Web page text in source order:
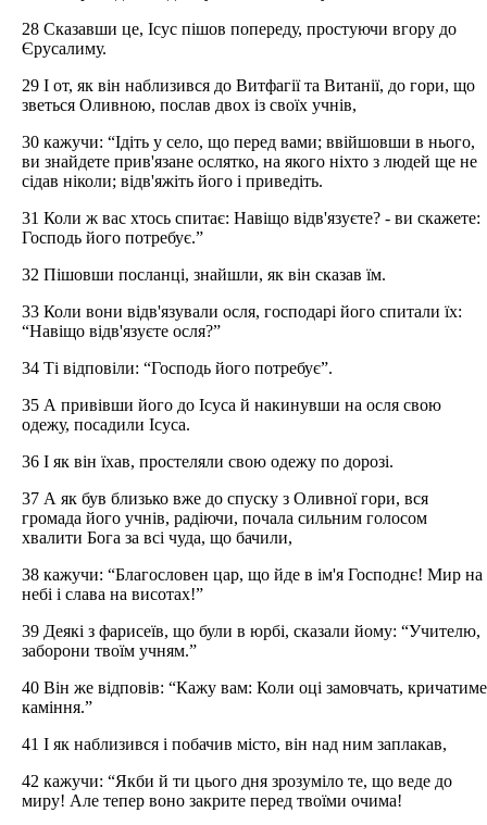
28 Сказавши це, Ісус пішов попереду, простуючи вгору до
Єрусалиму.
29 І от, як він наблизився до Витфагії та Витанії, до гори, що
зветься Оливною, послав двох із своїх учнів,
30 кажучи: “Ідіть у село, що перед вами; ввійшовши в нього,
ви знайдете прив'язане ослятко, на якого ніхто з людей ще не
сідав ніколи; відв'яжіть його і приведіть.
31 Коли ж вас хтось спитає: Навіщо відв'язуєте? - ви скажете:
Господь його потребує.”
32 Пішовши посланці, знайшли, як він сказав їм.
33 Коли вони відв'язували осля, господарі його спитали їх:
“Навіщо відв'язуєте осля?”
34 Ті відповіли: “Господь його потребує”.
35 А привівши його до Ісуса й накинувши на осля свою
одежу, посадили Ісуса.
36 І як він їхав, простеляли свою одежу по дорозі.
37 А як був близько вже до спуску з Оливної гори, вся
громада його учнів, радіючи, почала сильним голосом
хвалити Бога за всі чуда, що бачили,
38 кажучи: “Благословен цар, що йде в ім'я Господнє! Мир на
небі і слава на висотах!”
39 Деякі з фарисеїв, що були в юрбі, сказали йому: “Учителю,
заборони твоїм учням.”
40 Він же відповів: “Кажу вам: Коли оці замовчать, кричатиме
каміння.”
41 І як наблизився і побачив місто, він над ним заплакав,
42 кажучи: “Якби й ти цього дня зрозуміло те, що веде до
миру! Але тепер воно закрите перед твоїми очима!